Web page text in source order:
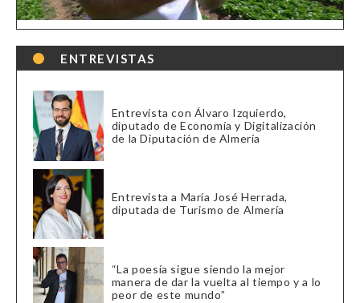
ENTREVISTAS
Entrevista con Álvaro Izquierdo,
diputado de Economía y Digitalización
de la Diputación de Almería
Entrevista a María José Herrada,
diputada de Turismo de Almería
“La poesía sigue siendo la mejor
manera de dar la vuelta al tiempo y a lo
peor de este mundo”